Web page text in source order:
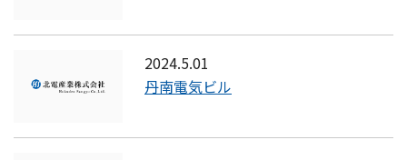
2024.5.01
丹南電気ビル